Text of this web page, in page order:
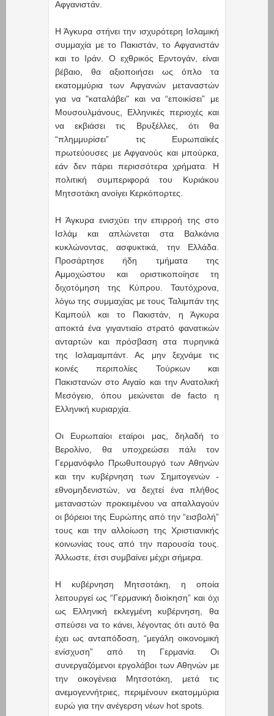
Αφγανιστάν.
Η Άγκυρα στήνει την ισχυρότερη Ισλαμική
συμμαχία με το Πακιστάν, το Αφγανιστάν
και το Ιράν. Ο εχθρικός Ερντογάν, είναι
βέβαιο, θα αξιοποιήσει ως όπλο τα
εκατομμύρια των Αφγανών μεταναστών
για να "καταλάβει" και να “εποικίσει” με
Μουσουλμάνους, Ελληνικές περιοχές και
να εκβιάσει τις Βρυξέλλες, ότι θα
“πλημμυρίσει” τις Ευρωπαϊκές
πρωτεύουσες με Αφγανούς και μπούρκα,
εάν δεν πάρει περισσότερα χρήματα. Η
πολιτική συμπεριφορά του Κυριάκου
Μητσοτάκη ανοίγει Κερκόπορτες.
Η Άγκυρα ενισχύει την επιρροή της στο
Ισλάμ και απλώνεται στα Βαλκάνια
κυκλώνοντας, ασφυκτικά, την Ελλάδα.
Προσάρτησε ήδη τμήματα της
Αμμοχώστου και οριστικοποίησε τη
διχοτόμηση της Κύπρου. Ταυτόχρονα,
λόγω της συμμαχίας με τους Ταλιμπάν της
Καμπούλ και το Πακιστάν, η Άγκυρα
αποκτά ένα γιγαντιαίο στρατό φανατικών
ανταρτών και πρόσβαση στα πυρηνικά
της Ισλαμαμπάντ. Ας μην ξεχνάμε τις
κοινές περιπολίες Τούρκων και
Πακιστανών στο Αιγαίο και την Ανατολική
Μεσόγειο, όπου μειώνεται de facto η
Ελληνική κυριαρχία.
Οι Ευρωπαίοι εταίροι μας, δηλαδή το
Βερολίνο, θα υποχρεώσει πάλι τον
Γερμανόφιλο Πρωθυπουργό των Αθηνών
και την κυβέρνηση των Σημιτογενών -
εθνομηδενιστών, να δεχτεί ένα πλήθος
μεταναστών προκειμένου να απαλλαγούν
οι βόρειοι της Ευρώπης από την “εισβολή”
τους και την αλλοίωση της Χριστιανικής
κοινωνίας τους από την παρουσία τους.
Άλλωστε, έτσι συμβαίνει μέχρι σήμερα.
Η κυβέρνηση Μητσοτάκη, η οποία
λειτουργεί ως “Γερμανική διοίκηση” και όχι
ως Ελληνική εκλεγμένη κυβέρνηση, θα
σπεύσει να το κάνει, λέγοντας ότι αυτό θα
έχει ως ανταπόδοση, “μεγάλη οικονομική
ενίσχυση” από τη Γερμανία. Οι
συνεργαζόμενοι εργολάβοι των Αθηνών με
την οικογένεια Μητσοτάκη, μετά τις
ανεμογεννήτριες, περιμένουν εκατομμύρια
ευρώ για την ανέγερση νέων hot spots.